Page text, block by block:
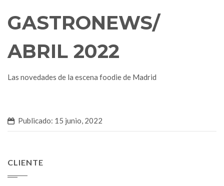
GASTRONEWS/
ABRIL 2022
Las novedades de la escena foodie de Madrid
Publicado: 15 junio, 2022
CLIENTE